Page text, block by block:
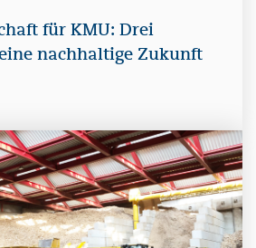
für KMU: Drei
nachhaltige Zukunft